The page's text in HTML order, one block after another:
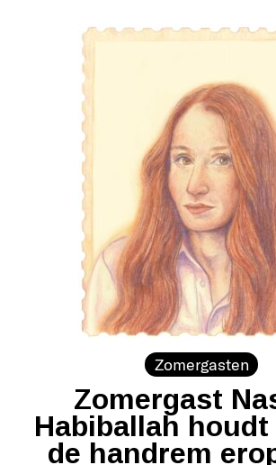
Zomergasten
Zomergast
Habiballah
de handrem